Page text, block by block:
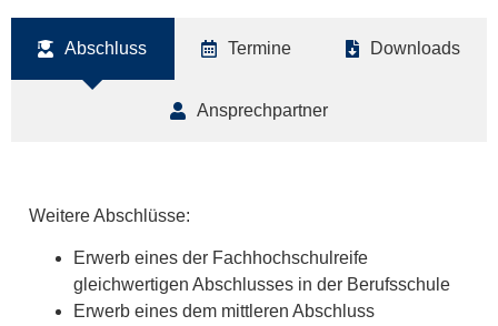
Abschluss Termine Downloads
Ansprechpartner
Weitere Abschlüsse:
Erwerb eines der Fachhochschulreife
gleichwertigen Abschlusses in der Berufsschule
Erwerb eines dem mittleren Abschluss